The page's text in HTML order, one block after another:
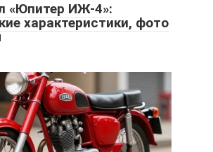
«Юпитер ИЖ-4»:
характеристики, фото